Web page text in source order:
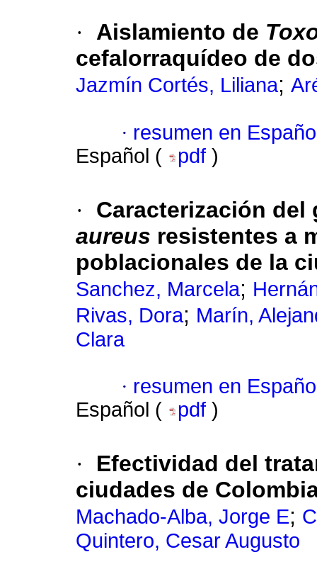
· Aislamiento de
cefalorraquídeo de
Jazmín Cortés, Liliana;
· resumen en
Español (
pdf )
·
Caracterización del
aureus resistentes a
poblacionales de la
Sanchez, Marcela;
Rivas, Dora; Marín,
Clara
· resumen en
Español (
pdf )
·
Efectividad del
ciudades de
Machado-Alba, Jorge E;
Quintero, Cesar Augusto